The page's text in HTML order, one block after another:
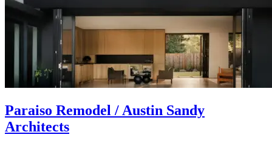
Paraiso Remodel / Austin Sandy
Architects